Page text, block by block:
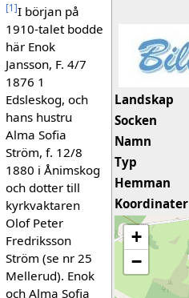
Landskap
Socken
Namn
Typ
Hemman
Koordinater
+
−
[1 ]I början på
1910-talet bodde
här Enok
Jansson, F. 4/7
1876 1
Edsleskog, och
hans hustru
Alma Sofia
Ström, f. 12/8
1880 i Ånimskog
och dotter till
kyrkvaktaren
Olof Peter
Fredriksson
Ström (se nr 25
Mellerud). Enok
och Alma Sofia